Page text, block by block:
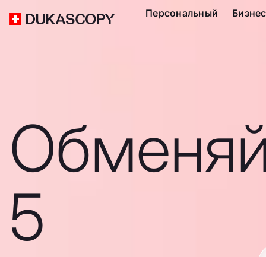
Персональный Бизнес
5